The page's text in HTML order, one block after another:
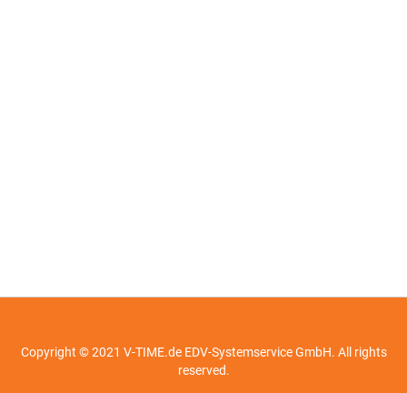
Copyright © 2021 V-TIME.de EDV-Systemservice GmbH. All rights
reserved.